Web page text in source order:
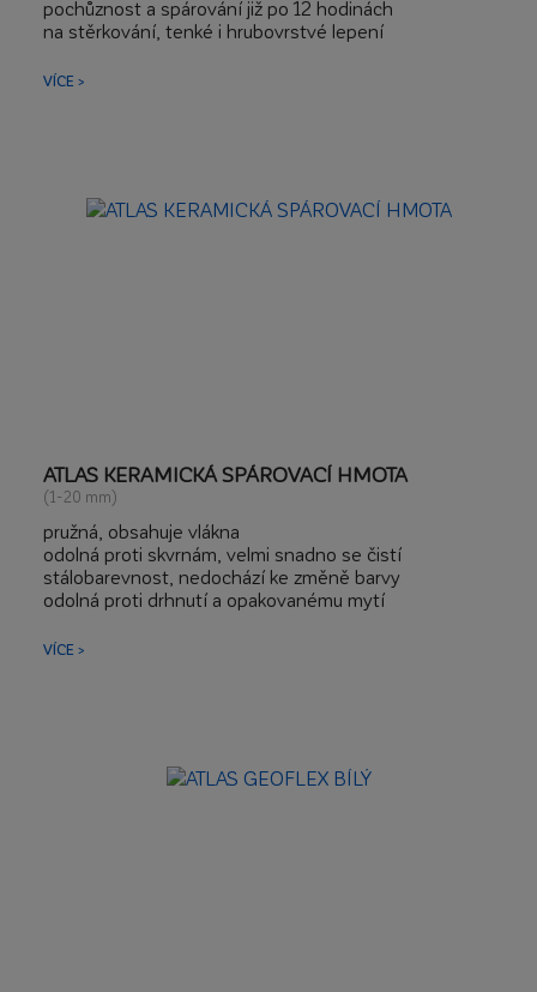
pochůznost a spárování již po 12 hodinách
na stěrkování, tenké i hrubovrstvé lepení
starých obkladů a dlažeb a OSB desek
VÍCE >
ATLAS KERAMICKÁ SPÁROVACÍ HMOTA
(1-20 mm)
pružná, obsahuje vlákna
odolná proti skvrnám, velmi snadno se čistí
stálobarevnost, nedochází ke změně barvy
odolná proti drhnutí a opakovanému mytí
VÍCE >